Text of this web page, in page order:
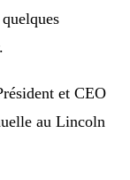
et CEO
au Lincoln